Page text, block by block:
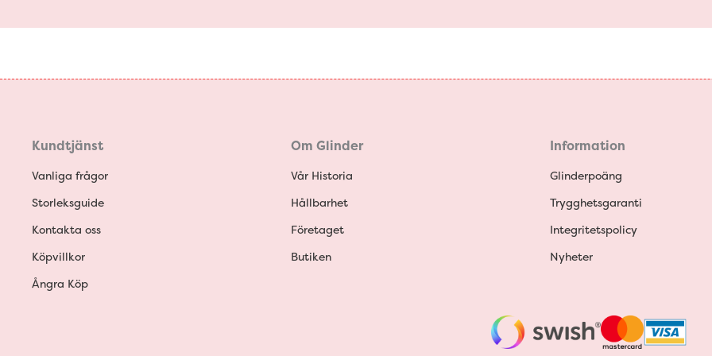
Kundtjänst
Vanliga frågor
Storleksguide
Kontakta oss
Köpvillkor
Ångra Köp
Om Glinder
Vår Historia
Hållbarhet
Företaget
Butiken
Information
Glinderpoäng
Trygghetsgaranti
Integritetspolicy
Nyheter